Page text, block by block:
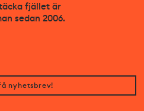
fjället är
sedan 2006.
nyhetsbrev!